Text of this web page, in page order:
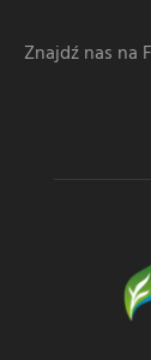
Znajdź nas na